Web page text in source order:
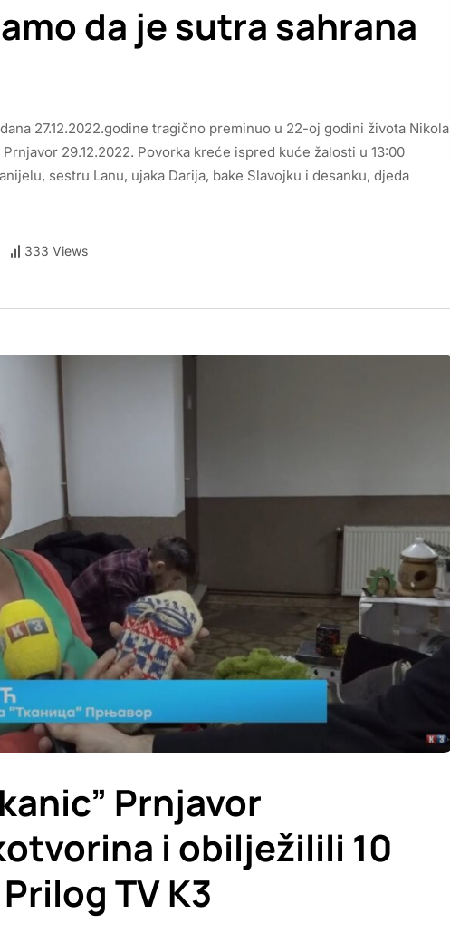
da je sutra sahrana
27.12.2022.godine tragično preminuo u 22-oj godini života Nikola
29.12.2022. Povorka kreće ispred kuće žalosti u 13:00
sestru Lanu, ujaka Darija, bake Slavojku i desanku, djeda
333 Views
Prnjavor
i obilježilili 10
TV K3